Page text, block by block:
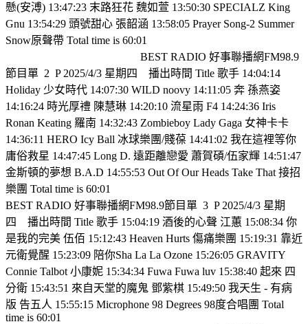
懸(安溥) 13:47:23 末路狂花 魏如萱 13:50:30 SPECIALZ King
Gnu 13:54:29 頭號甜心 張韶涵 13:58:05 Prayer Song-2 Summer
Snow原聲帶 Total time is 60:01
BEST RADIO 好事聯播網FM98.9
節目單 2 P 2025/4/3 星期四
播出時間 Title 歌手 14:04:14
Holiday 少女時代 14:07:30 WILD noovy 14:11:05 奔 孫燕姿
14:16:24 時光厚禮 陳慧琳 14:20:10 流星雨 F4 14:24:36 Iris
Ronan Keating 羅南 14:32:43 Zombieboy Lady Gaga 女神卡卡
14:36:11 HERO Icy Ball 冰球樂團/賤葆 14:41:02 我在這裡等你
庸俗救星 14:47:45 Long D. 遠距離戀愛 蕭賀碩/伍家輝 14:51:47
金斯頓的夢想 B.A.D 14:55:53 Out Of Our Heads Take That 接招
樂團 Total time is 60:01
BEST RADIO 好事聯播網FM98.9節目單 3 P 2025/4/3 星期
四
播出時間 Title 歌手 15:04:19 酒後的心聲 江蕙 15:08:34 你
是我的完美 伍佰 15:12:43 Heaven Hurts 傷痛樂團 15:19:31 靠近
元衛覺醒 15:23:09 陪你Sha La La Ozone 15:26:05 GRAVITY
Connie Talbot 小康妮 15:34:34 Fuwa Fuwa luv 15:38:40 起來 四
分衛 15:43:51 來自天堂的魔鬼 鄧紫棋 15:49:50 我天生 - 有病
版 告五人 15:55:15 Microphone 98 Degrees 98度合唱團 Total
time is 60:01